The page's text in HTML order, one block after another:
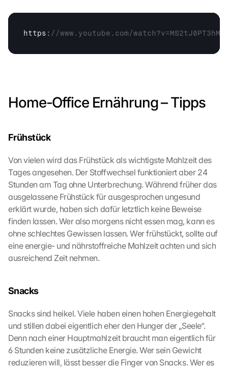
https : //www.youtube.com/
Home-Office Ernährung – Tipps
Frühstück
Von vielen wird das Frühstück als wichtigste Mahlzeit des
Tages angesehen. Der Stoffwechsel funktioniert aber 24
Stunden am Tag ohne Unterbrechung. Während früher das
ausgelassene Frühstück für ausgesprochen ungesund
erklärt wurde, haben sich dafür letztlich keine Beweise
finden lassen. Wer also morgens nicht essen mag, kann es
ohne schlechtes Gewissen lassen. Wer frühstückt, sollte auf
eine energie- und nährstoffreiche Mahlzeit achten und sich
ausreichend Zeit nehmen.
Snacks
Snacks sind heikel. Viele haben einen hohen Energiegehalt
und stillen dabei eigentlich eher den Hunger der „Seele“.
Denn nach einer Hauptmahlzeit braucht man eigentlich für
6 Stunden keine zusätzliche Energie. Wer sein Gewicht
reduzieren will, lässt besser die Finger von Snacks. Wer es
z
c
t
m
S
i
e
d
e
m
d
e
G
o
o
g